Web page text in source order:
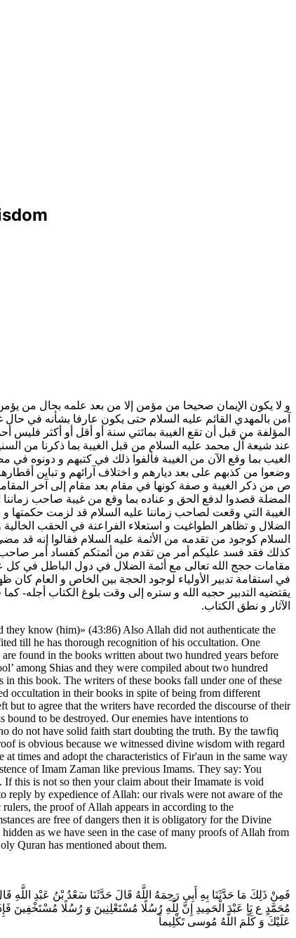
و لا يكون الإيمان صحيحا من مؤمن إلا من بعد علمه بحال من
آمن بالمهدي القائم عليه السلام حتى يكون عارفا بشأنه في
المؤلفة من قبل أن تقع الغيبة بمائتي سنة أو أقل أو أكثر
عند شيعة آل محمد عليه السلام من قبل الغيبة بما ذكرنا من
الغيب بما وقع الآن من الغيبة فألفوا ذلك في كتبهم و دونوه
وضعوا من كذبهم على بعد ديارهم و اختلاف آرائهم و تباين
ص من ذكر الغيبة و صفة كونها في مقام بعد مقام إلى آخر
المضلة قصدوا لدفع الحق و عناده بما وقع من غيبة صاحب
الغيبة التي وقعت لصاحب زماننا عليه السلام قد لزمت حكمتها
الضلال و تظاهر الطواغيت و استعلاء الفراعنة في الحقب
السلام كوجود من تقدمه من الأئمة عليه السلام فقالوا إنه
كذلك فقد فسد عليكم أمر من تقدم من أئمتكم كفساد أمر صاحب
مقامات حجج الله تعالى مع أئمة الضلال في دول الباطل في كل
في استقامة تدبير الأولياء لوجود الحجة بين الخاص و العام
يقتضيه التدبير حجبه الله و ستره إلى وقت بلوغ الكتاب أجله-
الآثار و نطق الكتاب‌.
know (him)» (43:86) Also Allah did not authenticate the
till he has thorough recognition of his occultation. One
found in the books written about two hundred years before
among Shias and they were compiled about two hundred
this book. The writers of these books fall under one of these
occultation in their books in spite of being from different
to agree that the writers have recorded the discourse of their
to be destroyed. Our enemies have intentions to
do not have solid faith start doubting the truth. By the tawfiq
is obvious because we witnessed divine wisdom with regard
times and adopt the characteristics of Fir'aun in the same way
of Imam Zaman like previous Imams. They say: You
this is not so then your claim about their Imamate is void
reply by expedience of Allah: our rivals were not aware of the
the proof of Allah appears in according to the
are free of dangers then it is obligatory for the Divine
as we have seen in the case of many proofs of Allah from
Quran has mentioned about them.
فَمِنْ ذَلِكَ مَا حَدَّثَنَا بِهِ أَبِي رَحِمَهُ اللَّهُ قَالَ حَدَّثَنَا سَعْدُ بْنُ عَبْدِ
مُحَمَّدٍ ع‌ يَا عَبْدَ الْحَمِيدِ إِنَّ لِلَّهِ رُسُلًا مُسْتَعْلِنِينَ وَ رُسُلًا
عَلَيْكَ وَ كَلَّمَ اللَّهُ مُوسى‌ تَكْلِيماً